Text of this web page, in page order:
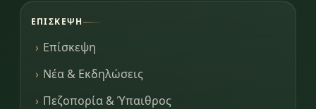
ΕΠΊΣΚΕΨΗ
Επίσκεψη
Νέα & Εκδηλώσεις
Πεζοπορία & Ύπαιθρος